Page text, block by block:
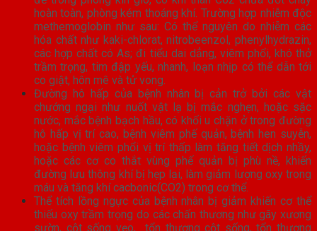
hoàn toàn, phòng kém thoáng khí. Trường hợp nhiễm độc
methemoglobin như sau: Có thể nguyên do nhiễm các
hóa chất như kaki-chlorat, nitrobeenzol, phenylhydrazin,
các hợp chất có As; đi tiểu dai dẳng, viêm phổi, khó thở
trầm trọng, tim đập yếu, nhanh, loạn nhịp có thể dẫn tới
co giật, hôn mê và tử vong.
Đường hô hấp của bệnh nhân bị cản trở bởi các vật
chướng ngại như nuốt vật lạ bị mắc nghẹn, hoặc sặc
nước, mắc bệnh bạch hầu, có khối u chặn ở trong đường
hô hấp vị trí cao, bệnh viêm phế quản, bệnh hen suyễn,
hoặc bệnh viêm phổi vị trí thấp làm tăng tiết dịch nhầy,
hoặc các cơ co thắt vùng phế quản bị phù nề, khiến
đường lưu thông khí bị hẹp lại, làm giảm lượng oxy trong
máu và tăng khí cacbonic(CO2) trong cơ thể.
Thể tích lồng ngực của bệnh nhân bị giảm khiến cơ thể
thiếu oxy trầm trọng do các chấn thương như gãy xương
sườn, cột sống vẹo,
tổn thương cột sống, tổn thương